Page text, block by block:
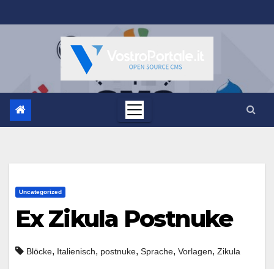
al
Uncategorized
Ex Zikula Postnuke
Blöcke, Italienisch, postnuke, Sprache, Vorlagen, Zikula